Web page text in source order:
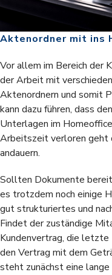
Aktenordner mit ins
Vor allem im Bereich der
der Arbeit mit
Aktenordnern und somit
kann dazu führen, dass
Unterlagen im
Arbeitszeit verloren geht
andauern.
Sollten Dokumente
es trotzdem noch einige
gut strukturiertes und
Findet der zuständige
Kundenvertrag, die letzte
den Vertrag mit dem
steht zunächst eine lange